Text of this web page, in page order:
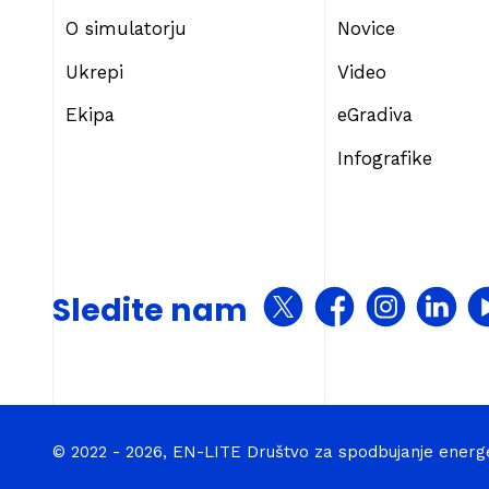
O simulatorju
Ukrepi
Ekipa
Novice
Video
eGradiva
Infografike
Sledite nam
© 2022 - 2026, EN-LITE Društvo za spodbujanje